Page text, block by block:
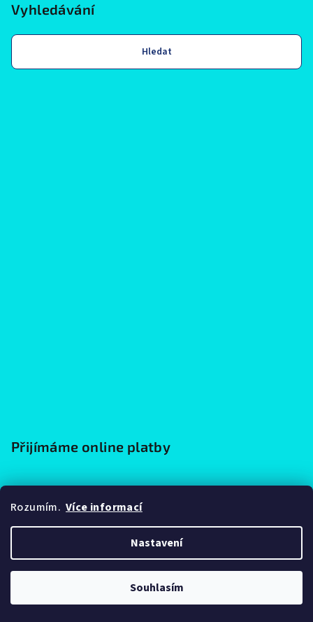
Rozumím. Více informací
Nastavení
Souhlasím
Vyhledávání
Hledat
Přijímáme online platby
Vytvořil Shoptet